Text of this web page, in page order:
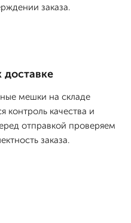
заказа.
доставке
мешки на складе
контроль качества и
отправкой проверяем
заказа.